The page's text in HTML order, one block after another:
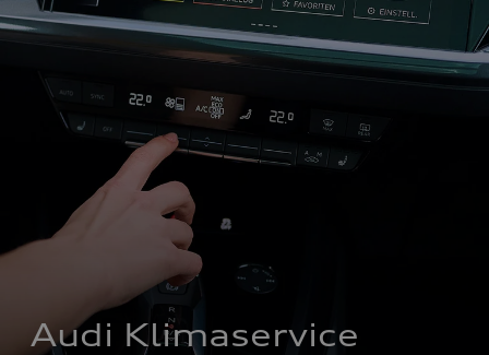
Audi Klimaservice